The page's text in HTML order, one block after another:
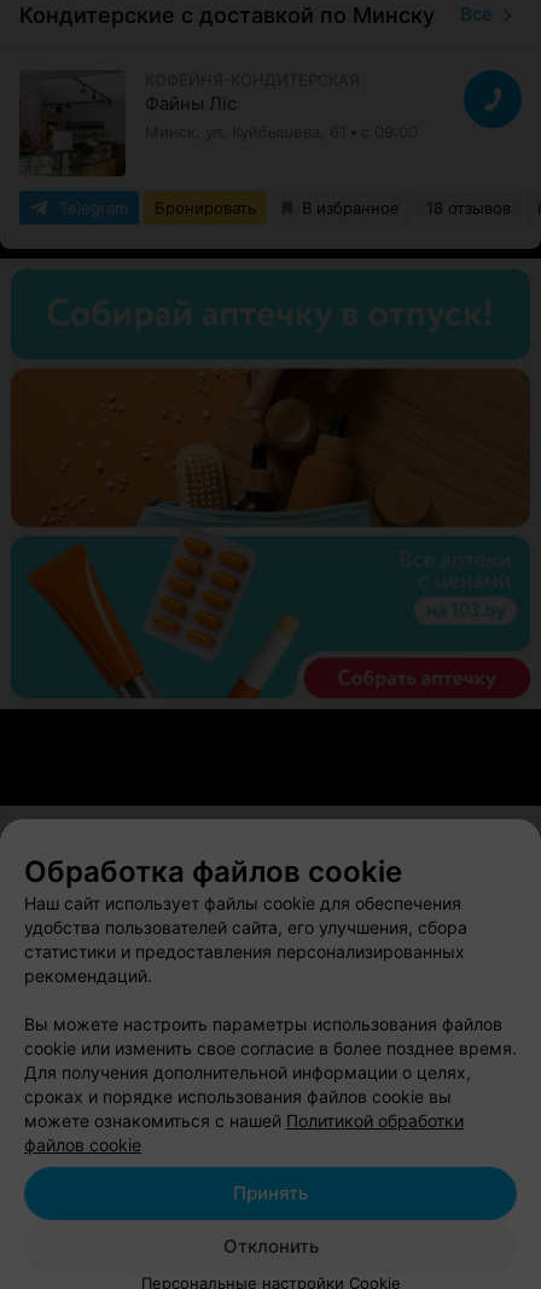
Кондитерские с доставкой по Минску Все
Файны Лiс
Telegram Бронировать В избранное 18 отзывов
О проекте Новости проекта
Вакансии
Публичный договор
Способы оплаты
Публичный договор по использованию сервиса
Написать в поддержку
Связаться по вопросам сотрудничества
Написать руководителю relax.by
Обработка персональных данных
© 2026 ООО «Артокс Лаб», УНП 191700409, регистрирующий орган -
Обработка файлов cookie
Наш сайт использует файлы cookie для обеспечения
удобства пользователей сайта, его улучшения, сбора
статистики и предоставления персонализированных
рекомендаций.
Вы можете настроить параметры использования файлов
cookie или изменить свое согласие в более позднее время.
Для получения дополнительной информации о целях,
сроках и порядке использования файлов cookie вы
можете ознакомиться с нашей Политикой обработки
файлов cookie
Отклонить
Принять
Персональные настройки Cookie